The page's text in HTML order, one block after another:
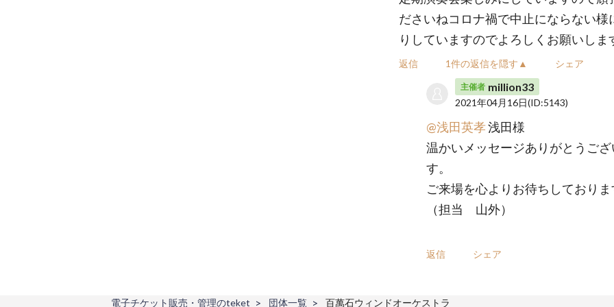
ださいねコロナ禍で中止にならない様
りしていますのでよろしくお願いしま
返信 1件の返信を隠す▲ シェア
主催者 million33
2021年04月16日(ID:5143)
@浅田英孝浅田様
温かいメッセージありがとうござ
す。
ご来場を心よりお待ちしておりま
（担当 山外）
返信 シェア
電子チケット販売・管理のteket 団体一覧 百萬石ウィンドオーケストラ